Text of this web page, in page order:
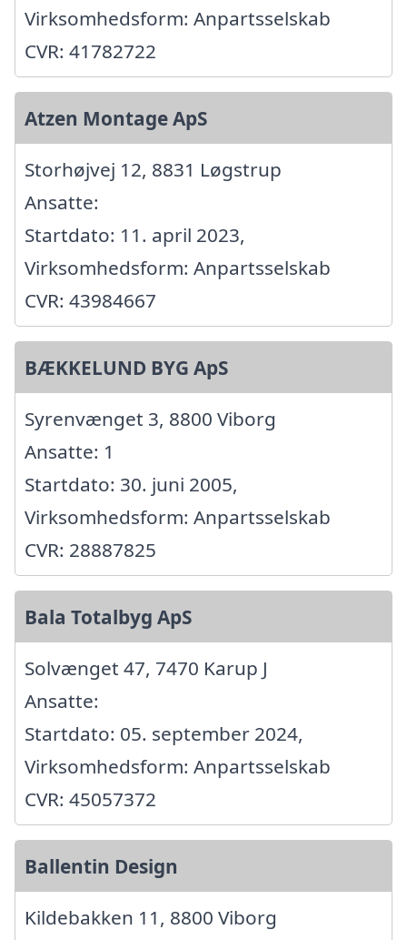
Virksomhedsform: Anpartsselskab
CVR: 41782722
Atzen Montage ApS
Storhøjvej 12, 8831 Løgstrup
Ansatte:
Startdato: 11. april 2023,
Virksomhedsform: Anpartsselskab
CVR: 43984667
BÆKKELUND BYG ApS
Syrenvænget 3, 8800 Viborg
Ansatte: 1
Startdato: 30. juni 2005,
Virksomhedsform: Anpartsselskab
CVR: 28887825
Bala Totalbyg ApS
Solvænget 47, 7470 Karup J
Ansatte:
Startdato: 05. september 2024,
Virksomhedsform: Anpartsselskab
CVR: 45057372
Ballentin Design
Kildebakken 11, 8800 Viborg